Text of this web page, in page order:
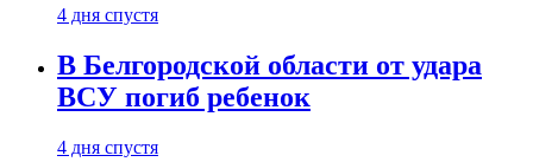
4 дня спустя
В Белгородской области от удара
ВСУ погиб ребенок
4 дня спустя